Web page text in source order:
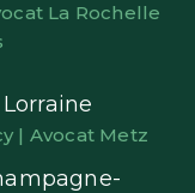
La Rochelle
| Avocat Metz